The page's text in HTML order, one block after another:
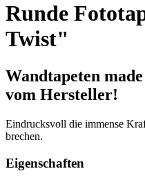
Runde
Twist"
Wandtapeten
vom Hersteller!
Eindrucksvoll die immense
brechen.
Eigenschaften